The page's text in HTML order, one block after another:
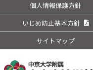
個人情報保護方針
いじめ防止基本方針
サイトマップ